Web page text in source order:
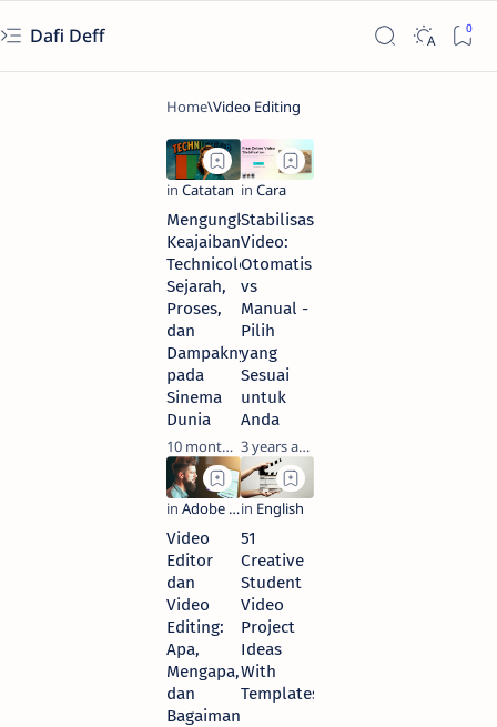
Dafi Deff
Mengungkap
Keajaiban
Technicolor:
Sejarah,
Proses,
dan
Dampaknya
pada
Sinema
Dunia
10 months ago
Stabilisasi
Video:
Otomatis
vs
Manual -
Pilih
yang
Sesuai
untuk
Anda
3 years ago
Video
Editor
dan
Video
Editing:
Apa,
Mengapa,
dan
Bagaimana?
51
Creative
Student
Video
Project
Ideas
With
Templates